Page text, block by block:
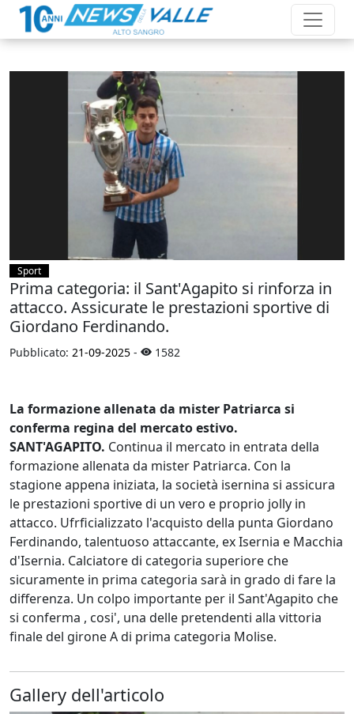
Sport
Prima categoria: il Sant'Agapito si rinforza in
attacco. Assicurate le prestazioni sportive di
Giordano Ferdinando.
Pubblicato: 21-09-2025 - 1582
La formazione allenata da mister Patriarca si
conferma regina del mercato estivo.
SANT'AGAPITO. Continua il mercato in entrata della
formazione allenata da mister Patriarca. Con la
stagione appena iniziata, la società isernina si assicura
le prestazioni sportive di un vero e proprio jolly in
attacco. Ufrficializzato l'acquisto della punta Giordano
Ferdinando, talentuoso attaccante, ex Isernia e Macchia
d'Isernia. Calciatore di categoria superiore che
sicuramente in prima categoria sarà in grado di fare la
differenza. Un colpo importante per il Sant'Agapito che
si conferma , cosi', una delle pretendenti alla vittoria
finale del girone A di prima categoria Molise.
Gallery dell'articolo